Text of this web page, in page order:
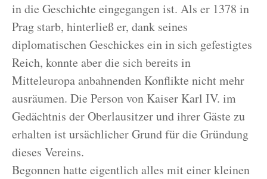
in die Geschichte eingegangen ist. Als er 1378 in
Prag starb, hinterließ er, dank seines
diplomatischen Geschickes ein in sich gefestigtes
Reich, konnte aber die sich bereits in
Mitteleuropa anbahnenden Konflikte nicht mehr
ausräumen. Die Person von Kaiser Karl IV. im
Gedächtnis der Oberlausitzer und ihrer Gäste zu
erhalten ist ursächlicher Grund für die Gründung
dieses Vereins.
Begonnen hatte eigentlich alles mit einer kleinen